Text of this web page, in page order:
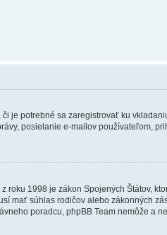
je potrebné sa zaregistrovať ku
posielanie e-mailov používateľom,
roku 1998 je zákon Spojených Štátov,
mať súhlas rodičov alebo zákonných
poradcu, phpBB Team nemôže a